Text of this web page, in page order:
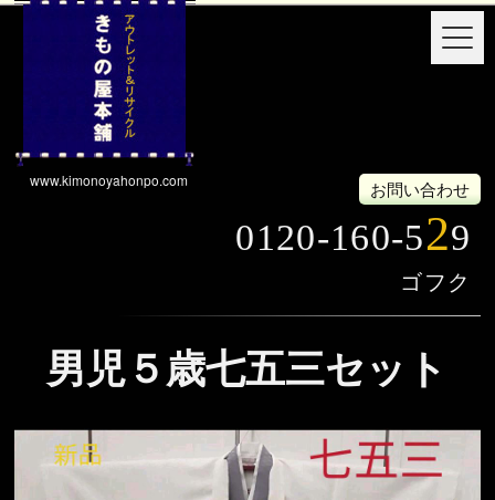
www.kimonoyahonpo.com お問い合わせ
0120-160-529
男児５歳七五三セット